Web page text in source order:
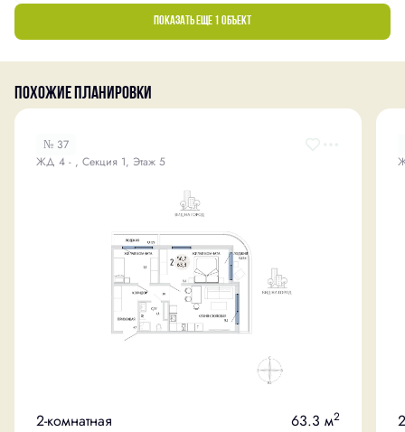
Показать еще 1 объект
Похожие планировки
№ 37
ЖД 4 - , Секция 1, Этаж 5
2-комнатная 63.3 м2